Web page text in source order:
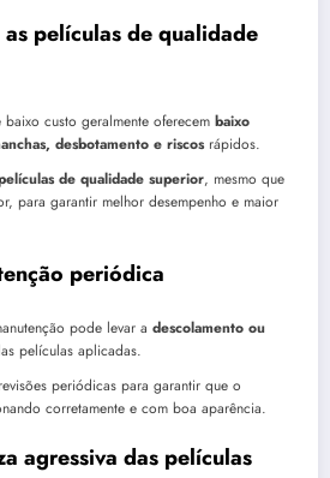
películas de qualidade
custo geralmente oferecem baixo
desbotamento e riscosrápidos.
de qualidade superior, mesmo que
para garantir melhor desempenho e maior
periódica
pode levar a descolamento ou
películas aplicadas.
periódicas para garantir que o
corretamente e com boa aparência.
agressiva das películas